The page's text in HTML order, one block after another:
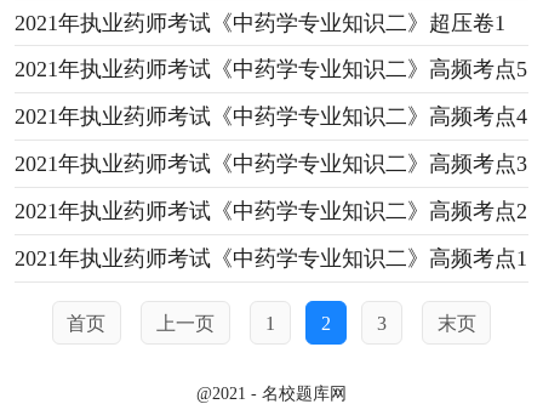
2021年执业药师考试《中药学专业知识二》超压卷1
2021年执业药师考试《中药学专业知识二》高频考点5
2021年执业药师考试《中药学专业知识二》高频考点4
2021年执业药师考试《中药学专业知识二》高频考点3
2021年执业药师考试《中药学专业知识二》高频考点2
2021年执业药师考试《中药学专业知识二》高频考点1
首页 上一页 1 2 3 末页
@2021 - 名校题库网